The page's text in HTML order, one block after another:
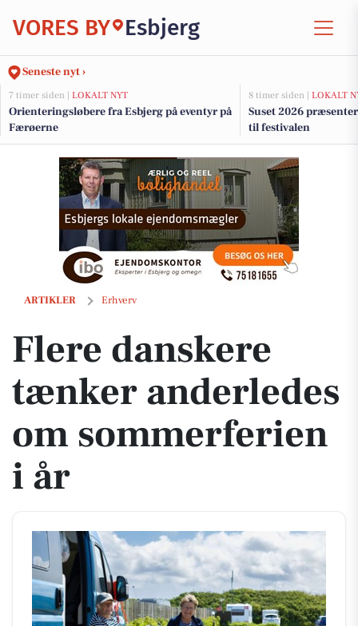
VORES BY Esbjerg
Seneste nyt ›
7 timer siden | LOKALT NYT
Orienteringsløbere fra Esbjerg på eventyr på
Færøerne
8 timer siden | LOKALT
Suset 2026
til festivalen
ARTIKLER Erhverv
Flere danskere tænker anderledes om sommerferien i år
Flere danskere
tænker anderledes
om sommerferien
i år